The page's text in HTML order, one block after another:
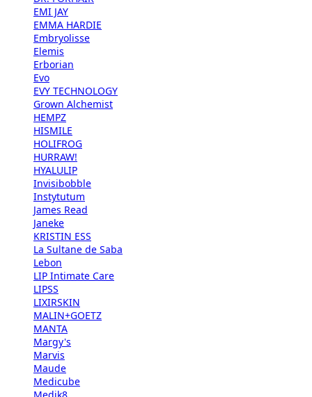
EMI JAY
EMMA HARDIE
Embryolisse
Elemis
Erborian
Evo
EVY TECHNOLOGY
Grown Alchemist
HEMPZ
HISMILE
HOLIFROG
HURRAW!
HYALULIP
Invisibobble
Instytutum
James Read
Janeke
KRISTIN ESS
La Sultane de Saba
Lebon
LIP Intimate Care
LIPSS
LIXIRSKIN
MALIN+GOETZ
MANTA
Margy's
Marvis
Maude
Medicube